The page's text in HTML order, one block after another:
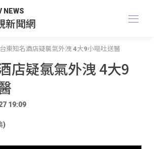
NEWS
新聞網
台東知名酒店疑氯氣外洩 4大9小嘔吐送醫
店疑氯氣外洩 4大9
19:09
)